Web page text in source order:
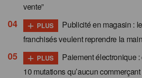
vente”
+ PLUS
Publicité en magasin :
franchisés veulent reprendre la main
+ PLUS
Paiement électronique :
10 mutations qu’aucun